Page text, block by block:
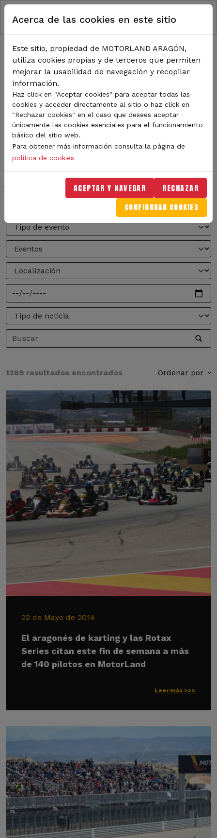
Pasar al contenido principal
RUTA DE NAVEGACIÓN
Inicio Noticias
TODA LA ACTUALIDAD DE
MOTORLAND
Sigue de cerca todas las novedades de MotorLand
Aragón. Aquí encontrarás noticias sobre eventos,
competiciones, pilotos, novedades del circuito y
mucho más. Filtra por categoría o tipo de contenido y
no te pierdas nada del mundo del motor.
1389 resultados encontrados Ordenar por
22 de Mayo de 2014
El aragonés de karting y las Rotax
Series citan este fin de semana a más
de 140 pilotos en MotorLand
Leer más >>>
Acerca de las cookies en este sitio
Este sitio, propiedad de MOTORLAND ARAGÓN,
utiliza cookies propias y de terceros que permiten
mejorar la usabilidad de navegación y recopilar
información.
Haz click en "Aceptar cookies" para aceptar todas las
cookies y acceder directamente al sitio o haz click en
"Rechazar cookies" en el caso que desees aceptar
únicamente las cookies esenciales para el funcionamiento
básico del sitio web.
Para obtener más información consulta la página de
política de cookies
ACEPTAR Y NAVEGAR RECHAZAR
CONFIGURAR COOKIES